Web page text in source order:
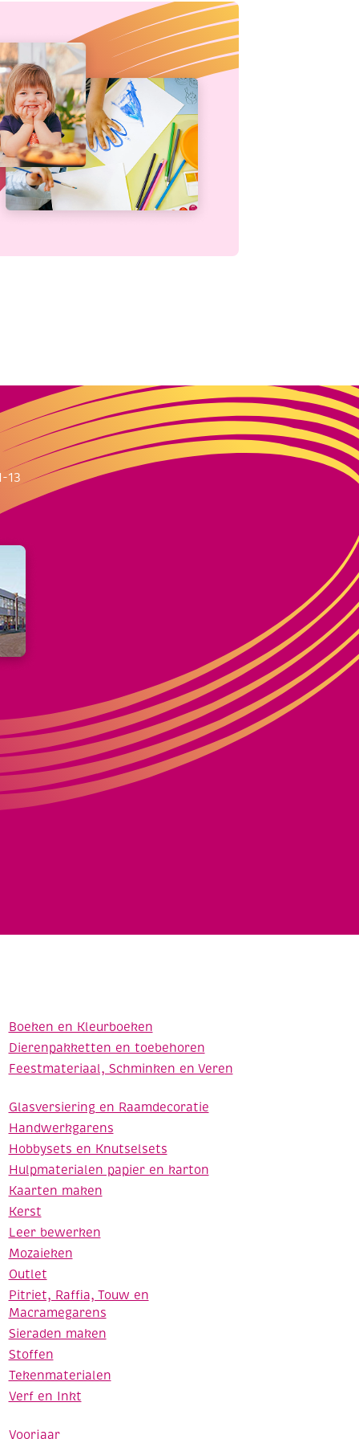
13
Boeken en Kleurboeken
Dierenpakketten en toebehoren
Feestmateriaal, Schminken en Veren
Glasversiering en Raamdecoratie
Handwerkgarens
Hobbysets en Knutselsets
Hulpmaterialen papier en karton
Kaarten maken
Kerst
Leer bewerken
Mozaieken
Outlet
Pitriet, Raffia, Touw en
Macramegarens
Sieraden maken
Stoffen
Tekenmaterialen
Verf en Inkt
Voorjaar